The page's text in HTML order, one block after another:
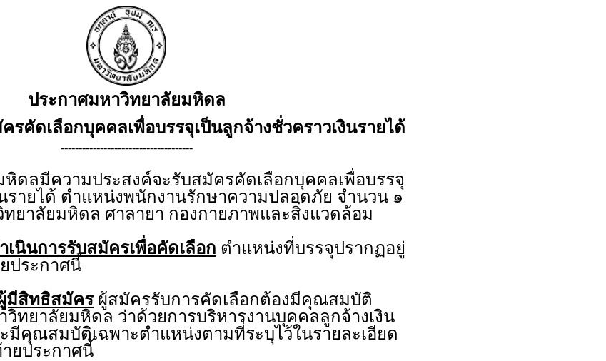
ประกาศมหาวิทยาลัยมหิดล
ครคัดเลือกบุคคลเพื่อบรรจุเป็นลูกจ้างชั่วคราวเงินรายได้
-------------------------------------
ลมีความประสงค์จะรับสมัครคัดเลือกบุคคลเพื่อบรรจุ
นรายได้ ตำแหน่งพนักงานรักษาความปลอดภัย จำนวน ๑
ยาลัยมหิดล ศาลายา กองกายภาพและสิ่งแวดล้อม
นินการรับสมัครเพื่อคัดเลือก ตำแหน่งที่บรรจุปรากฏอยู่
ประกาศนี้
มีสิทธิสมัครผู้สมัครรับการคัดเลือกต้องมีคุณสมบัติ
ทยาลัยมหิดล ว่าด้วยการบริหารงานบุคคลลูกจ้างเงิน
มีคุณสมบัติเฉพาะตำแหน่งตามที่ระบุไว้ในรายละเอียด
ยประกาศนี้